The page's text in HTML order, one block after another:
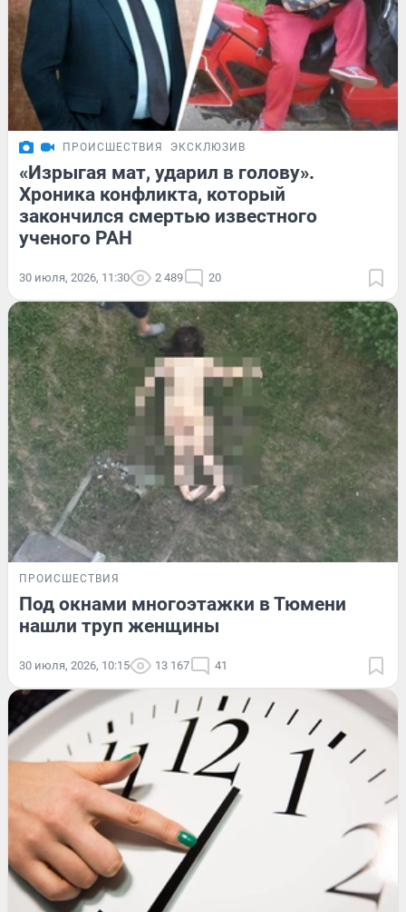
ПРОИСШЕСТВИЯ ЭКСКЛЮЗИВ
«Изрыгая мат, ударил в голову».
Хроника конфликта, который
закончился смертью известного
ученого РАН
30 июля, 2026, 11:30 2 489 20
ПРОИСШЕСТВИЯ
Под окнами многоэтажки в Тюмени
нашли труп женщины
30 июля, 2026, 10:15 13 167 41